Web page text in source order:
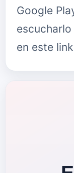
Google
en este